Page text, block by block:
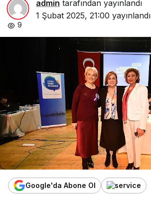
admin tarafından yayınlandı
1 Şubat 2025, 21:00 yayınlandı
9
Google'da Abone Ol